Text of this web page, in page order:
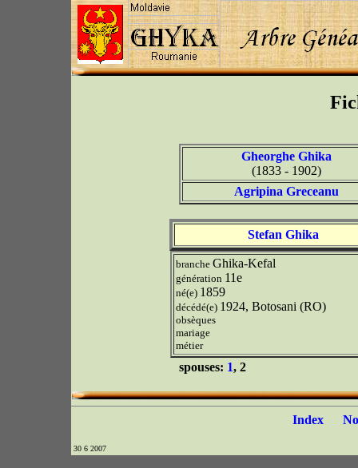
Gheorghe Ghika
(1833 - 1902)
Agripina Greceanu
Stefan Ghika
branche Ghika-Kefal
génération 11e
né(e) 1859
décédé(e) 1924, Botosani (RO)
obsèques
mariage
métier
spouses: 1, 2
Index
30 6 2007